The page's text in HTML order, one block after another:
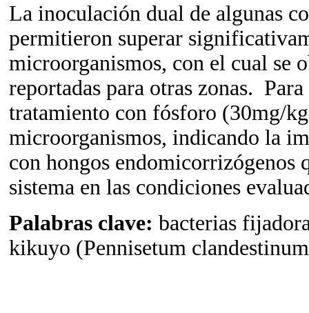
La inoculación dual de algunas
permitieron superar
microorganismos, con el cual se
reportadas para otras zonas.
tratamiento con fósforo (30mg/
microorganismos, indicando la
con hongos endomicorrizógenos
sistema en las condiciones
Palabras clave: bacterias
kikuyo (Pennisetum